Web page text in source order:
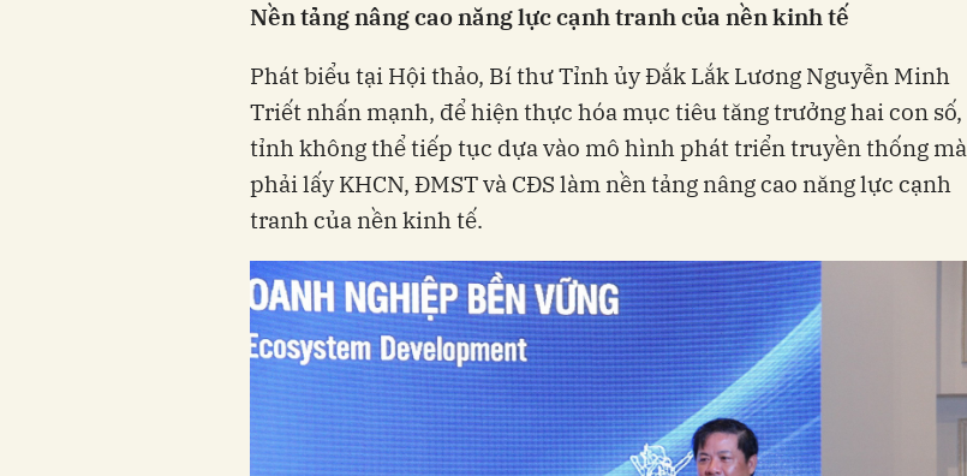
Nền tảng nâng cao năng lực cạnh tranh của nền kinh tế
Phát biểu tại Hội thảo, Bí thư Tỉnh ủy Đắk Lắk Lương Nguyễn Minh
Triết nhấn mạnh, để hiện thực hóa mục tiêu tăng trưởng hai con số,
tỉnh không thể tiếp tục dựa vào mô hình phát triển truyền thống mà
phải lấy KHCN, ĐMST và CĐS làm nền tảng nâng cao năng lực cạnh
tranh của nền kinh tế.